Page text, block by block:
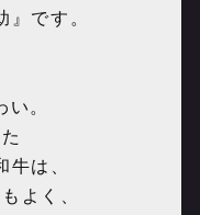
』です。
。
牛は、
よく、